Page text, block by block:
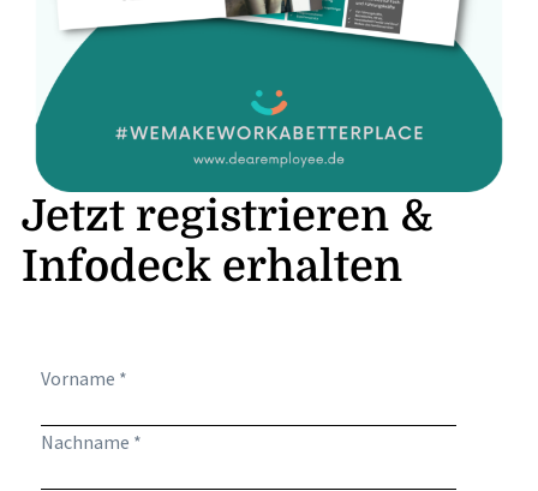
Jetzt registrieren &
Infodeck erhalten
Vorname *
Nachname *